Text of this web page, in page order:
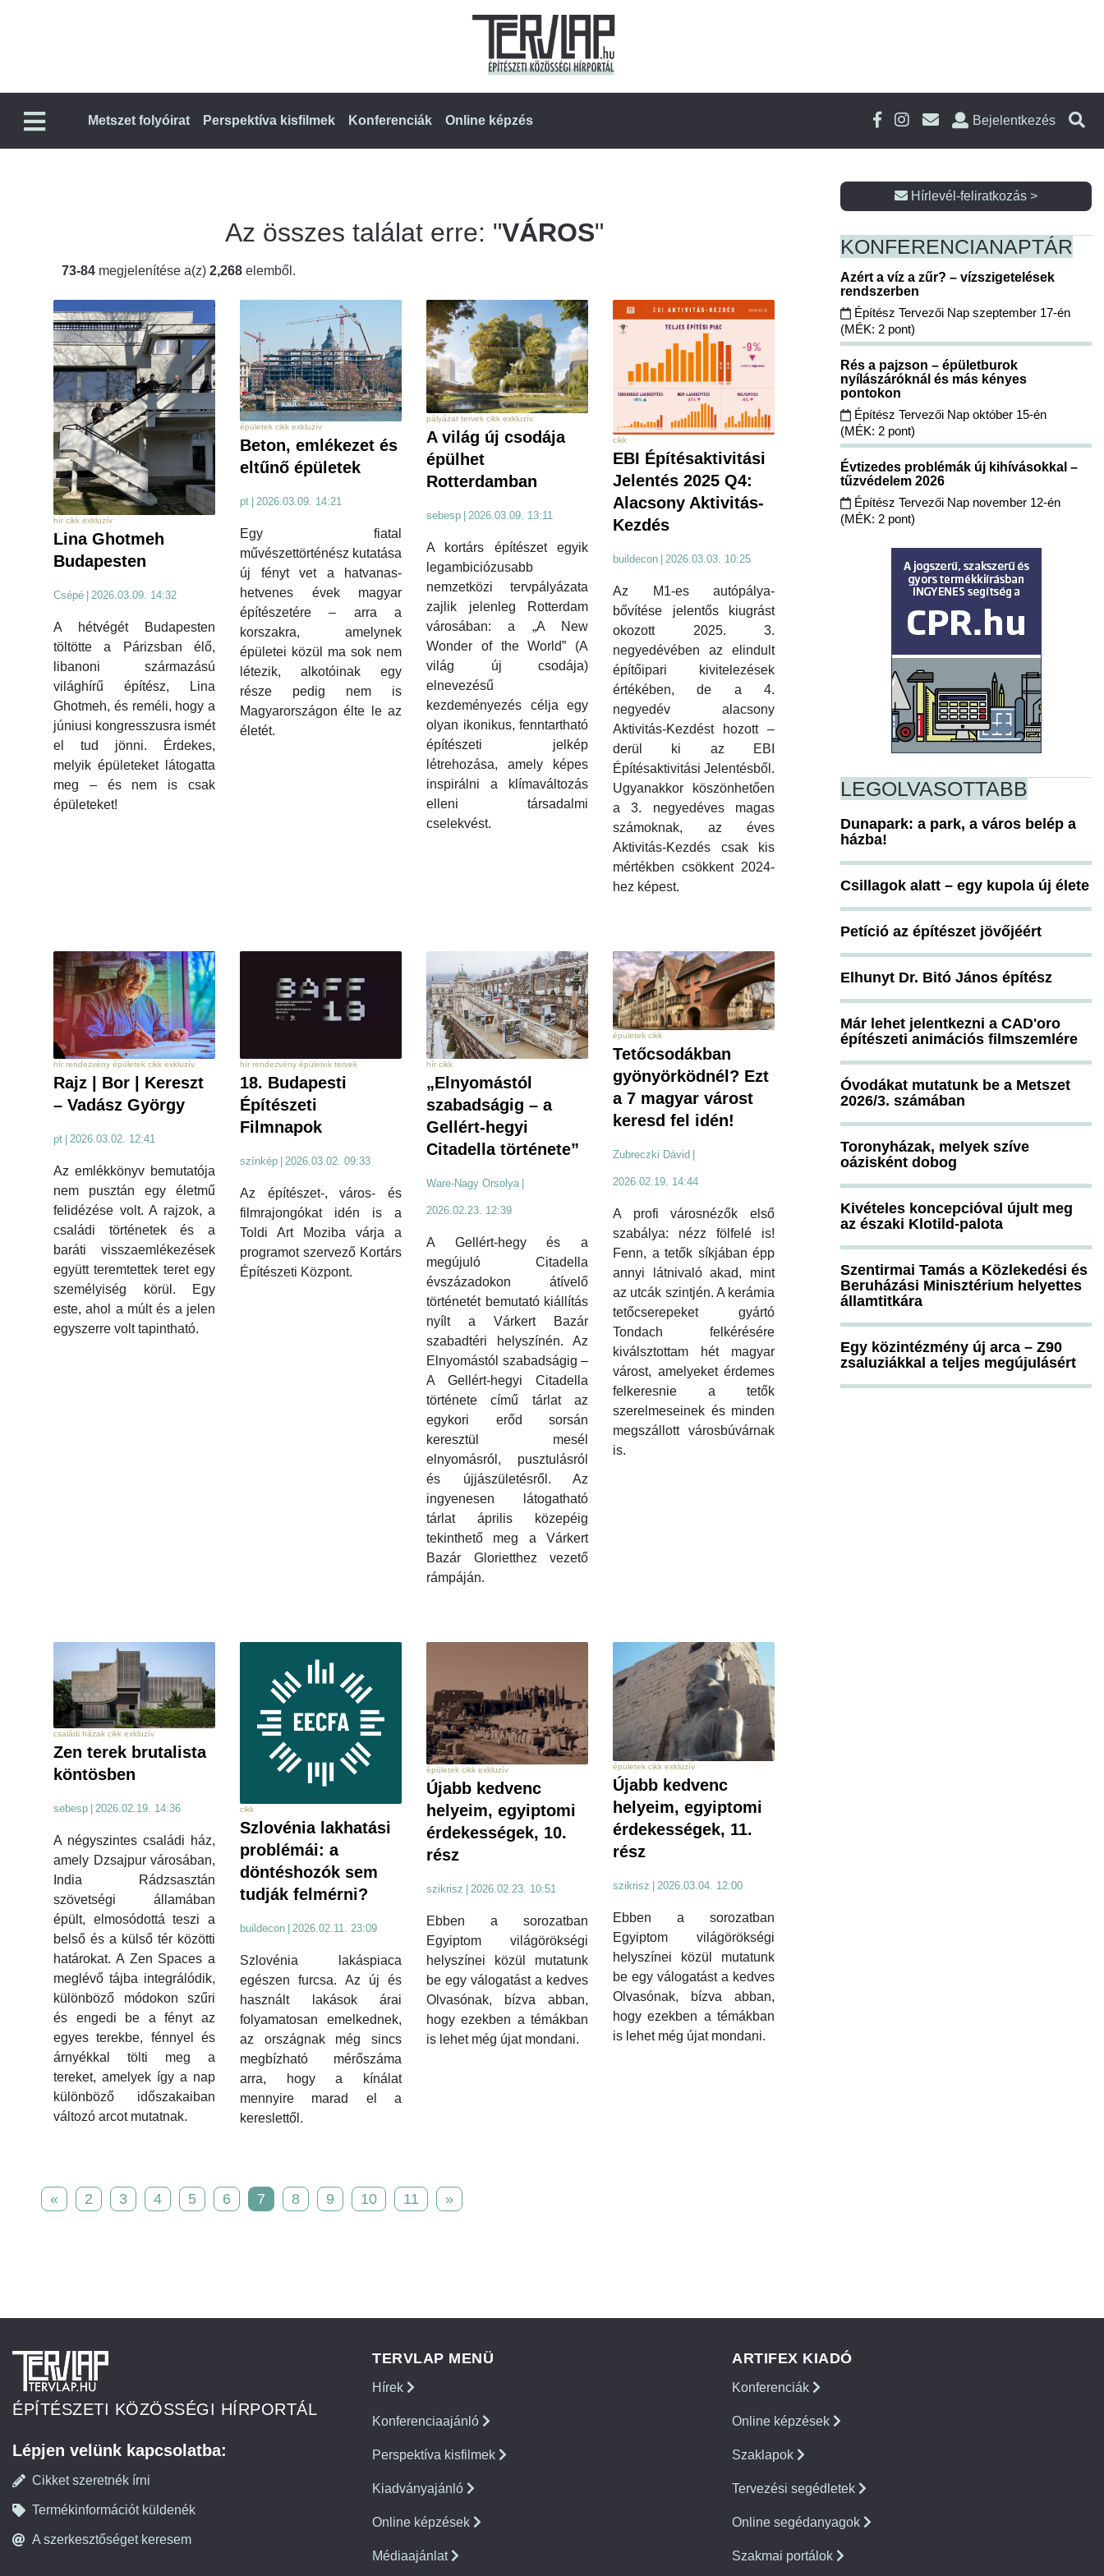
Metszet folyóirat Perspektíva kisfilmek Konferenciák Online képzés Bejelentkezés
Az összes találat erre: "VÁROS"
73-84 megjelenítése a(z) 2,268 elemből.
hír cikk exkluzív
Lina Ghotmeh
Budapesten
Csépé 2026.03.09. 14:32
A hétvégét Budapesten
töltötte a Párizsban élő,
libanoni származású
világhírű építész, Lina
Ghotmeh, és reméli, hogy a
júniusi kongresszusra ismét
el tud jönni. Érdekes,
melyik épületeket látogatta
meg – és nem is csak
épületeket!
épületek cikk exkluzív
Beton, emlékezet és
eltűnő épületek
pt | 2026.03.09. 14:21
Egy fiatal
művészettörténész kutatása
új fényt vet a hatvanas-
hetvenes évek magyar
építészetére – arra a
korszakra, amelynek
épületei közül ma sok nem
létezik, alkotóinak egy
része pedig nem is
Magyarországon élte le az
életét.
pályázat tervek cikk exkluzív
A világ új csodája
épülhet
Rotterdamban
sebesp 2026.03.09. 13:11
A kortárs építészet egyik
legambiciózusabb
nemzetközi tervpályázata
zajlik jelenleg Rotterdam
városában: a „A New
Wonder of the World” (A
világ új csodája)
elnevezésű
kezdeményezés célja egy
olyan ikonikus, fenntartható
építészeti jelkép
létrehozása, amely képes
inspirálni a klímaváltozás
elleni társadalmi
cselekvést.
cikk
EBI Építésaktivitási
Jelentés 2025 Q4:
Alacsony Aktivitás-
Kezdés
buildecon 2026.03.03. 10:25
Az M1-es autópálya-
bővítése jelentős kiugrást
okozott 2025. 3.
negyedévében az elindult
építőipari kivitelezések
értékében, de a 4.
negyedév alacsony
Aktivitás-Kezdést hozott –
derül ki az EBI
Építésaktivitási Jelentésből.
Ugyanakkor köszönhetően
a 3. negyedéves magas
számoknak, az éves
Aktivitás-Kezdés csak kis
mértékben csökkent 2024-
hez képest.
hír rendezvény épületek cikk exkluzív
Rajz | Bor | Kereszt
– Vadász György
pt 2026.03.02. 12:41
Az emlékkönyv bemutatója
nem pusztán egy életmű
felidézése volt. A rajzok, a
családi történetek és a
baráti visszaemlékezések
együtt teremtettek teret egy
személyiség körül. Egy
este, ahol a múlt és a jelen
egyszerre volt tapintható.
hír rendezvény épületek tervek
18. Budapesti
Építészeti
Filmnapok
színkép 2026.03.02. 09:33
Az építészet-, város- és
filmrajongókat idén is a
Toldi Art Moziba várja a
programot szervező Kortárs
Építészeti Központ.
hír cikk
„Elnyomástól
szabadságig – a
Gellért-hegyi
Citadella története”
Ware-Nagy Orsolya
2026.02.23. 12:39
A Gellért-hegy és a
megújuló Citadella
évszázadokon átívelő
történetét bemutató kiállítás
nyílt a Várkert Bazár
szabadtéri helyszínén. Az
Elnyomástól szabadságig –
A Gellért-hegyi Citadella
története című tárlat az
egykori erőd sorsán
keresztül mesél
elnyomásról, pusztulásról
és újjászületésről. Az
ingyenesen látogatható
tárlat április közepéig
tekinthető meg a Várkert
Bazár Glorietthez vezető
rámpáján.
épületek cikk
Tetőcsodákban
gyönyörködnél? Ezt
a 7 magyar várost
keresd fel idén!
Zubreczki Dávid
2026.02.19. 14:44
A profi városnézők első
szabálya: nézz fölfelé is!
Fenn, a tetők síkjában épp
annyi látnivaló akad, mint
az utcák szintjén. A kerámia
tetőcserepeket gyártó
Tondach felkérésére
kiválsztottam hét magyar
várost, amelyeket érdemes
felkeresnie a tetők
szerelmeseinek és minden
megszállott városbúvárnak
is.
családi házak cikk exkluzív
Zen terek brutalista
köntösben
sebesp 2026.02.19. 14:36
A négyszintes családi ház,
amely Dzsajpur városában,
India Rádzsasztán
szövetségi államában
épült, elmosódottá teszi a
belső és a külső tér közötti
határokat. A Zen Spaces a
meglévő tájba integrálódik,
különböző módokon szűri
és engedi be a fényt az
egyes terekbe, fénnyel és
árnyékkal tölti meg a
tereket, amelyek így a nap
különböző időszakaiban
változó arcot mutatnak.
cikk
Szlovénia lakhatási
problémái: a
döntéshozók sem
tudják felmérni?
buildecon 2026.02.11. 23:09
Szlovénia lakáspiaca
egészen furcsa. Az új és
használt lakások árai
folyamatosan emelkednek,
az országnak még sincs
megbízható mérőszáma
arra, hogy a kínálat
mennyire marad el a
kereslettől.
épületek cikk exkluzív
Újabb kedvenc
helyeim, egyiptomi
érdekességek, 10.
rész
szikrisz | 2026.02.23. 10:51
Ebben a sorozatban
Egyiptom világörökségi
helyszínei közül mutatunk
be egy válogatást a kedves
Olvasónak, bízva abban,
hogy ezekben a témákban
is lehet még újat mondani.
épületek cikk exkluzív
Újabb kedvenc
helyeim, egyiptomi
érdekességek, 11.
rész
szikrisz 2026.03.04. 12:00
Ebben a sorozatban
Egyiptom világörökségi
helyszínei közül mutatunk
be egy válogatást a kedves
Olvasónak, bízva abban,
hogy ezekben a témákban
is lehet még újat mondani.
« 2 3 4 5 6 7 8 9 10 11 »
Hírlevél-feliratkozás >
KONFERENCIANAPTÁR
Azért a víz a zűr? – vízszigetelések
rendszerben
Építész Tervezői Nap szeptember 17-én
(MÉK: 2 pont)
Rés a pajzson – épületburok
nyílászáróknál és más kényes
pontokon
Építész Tervezői Nap október 15-én
(MÉK: 2 pont)
Évtizedes problémák új kihívásokkal –
tűzvédelem 2026
Építész Tervezői Nap november 12-én
(MÉK: 2 pont)
LEGOLVASOTTABB
Dunapark: a park, a város belép a
házba!
Csillagok alatt – egy kupola új élete
Petíció az építészet jövőjéért
Elhunyt Dr. Bitó János építész
Már lehet jelentkezni a CAD'oro
építészeti animációs filmszemlére
Óvodákat mutatunk be a Metszet
2026/3. számában
Toronyházak, melyek szíve
oázisként dobog
Kivételes koncepcióval újult meg
az északi Klotild-palota
Szentirmai Tamás a Közlekedési és
Beruházási Minisztérium helyettes
államtitkára
Egy közintézmény új arca – Z90
zsaluziákkal a teljes megújulásért
ÉPÍTÉSZETI KÖZÖSSÉGI HÍRPORTÁL
Lépjen velünk kapcsolatba:
Cikket szeretnék írni
Termékinformációt küldenék
A szerkesztőséget keresem
TERVLAP MENÜ
Hírek
Konferenciaajánló
Perspektíva kisfilmek
Kiadványajánló
Online képzések
Médiaajánlat
ARTIFEX KIADÓ
Konferenciák
Online képzések
Szaklapok
Tervezési segédletek
Online segédanyagok
Szakmai portálok